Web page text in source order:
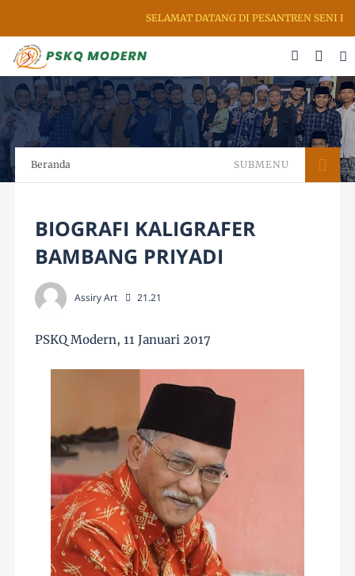
SELAMAT DATANG DI PESANTREN SENI
Beranda SUBMENU
BIOGRAFI KALIGRAFER
BAMBANG PRIYADI
Assiry Art 21.21
PSKQ Modern, 11 Januari 2017